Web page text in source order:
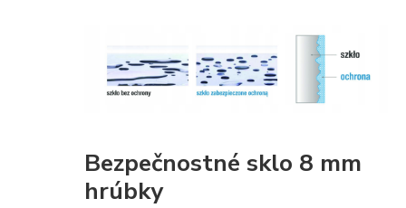
Bezpečnostné sklo 8 mm
hrúbky